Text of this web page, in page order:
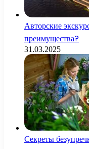
Авторские
преимущества?
31.03.2025
Секреты